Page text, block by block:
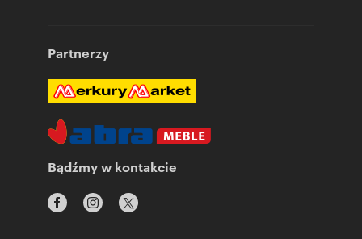
Partnerzy
Bądźmy w kontakcie